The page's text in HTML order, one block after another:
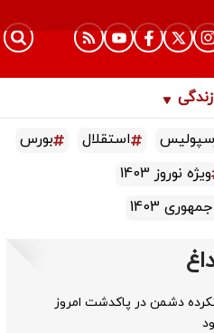
استقلال
بورس
ویژه نوروز 1403
1403
دشمن در پاکدشت امروز